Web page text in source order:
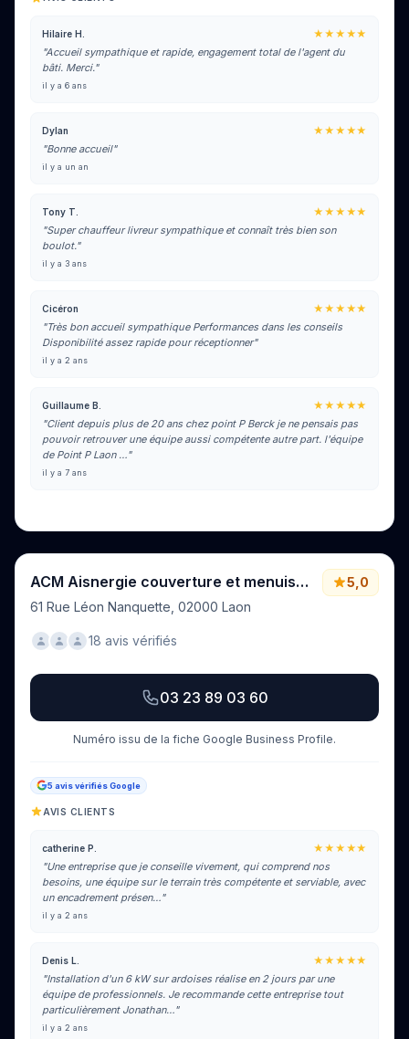
Hilaire H.
★★★★★
"Accueil sympathique et rapide, engagement total de l'agent du
bâti. Merci."
il y a 6 ans
Dylan
★★★★★
"Bonne accueil"
il y a un an
Tony T.
★★★★★
"Super chauffeur livreur sympathique et connaît très bien son
boulot."
il y a 3 ans
Cicéron
★★★★★
"Très bon accueil sympathique Performances dans les conseils
Disponibilité assez rapide pour réceptionner"
il y a 2 ans
Guillaume B.
★★★★★
"Client depuis plus de 20 ans chez point P Berck je ne pensais pas
pouvoir retrouver une équipe aussi compétente autre part. l'équipe
de Point P Laon …"
il y a 7 ans
ACM Aisnergie couverture et menuiseries
61 Rue Léon Nanquette, 02000 Laon
5,0
18 avis vérifiés
03 23 89 03 60
Numéro issu de la fiche Google Business Profile.
5 avis vérifiés Google
AVIS CLIENTS
catherine P.
★★★★★
"Une entreprise que je conseille vivement, qui comprend nos
besoins, une équipe sur le terrain très compétente et serviable, avec
un encadrement présen…"
il y a 2 ans
Denis L.
★★★★★
"Installation d'un 6 kW sur ardoises réalise en 2 jours par une
équipe de professionnels. Je recommande cette entreprise tout
particulièrement Jonathan…"
il y a 2 ans